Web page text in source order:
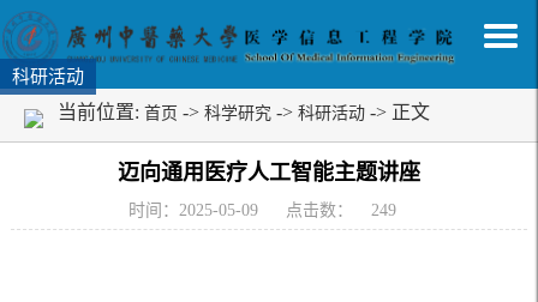
科研活动
当前位置: 首页 -> 科学研究 -> 科研活动 -> 正文
迈向通用医疗人工智能主题讲座
时间：2025-05-09 点击数： 249